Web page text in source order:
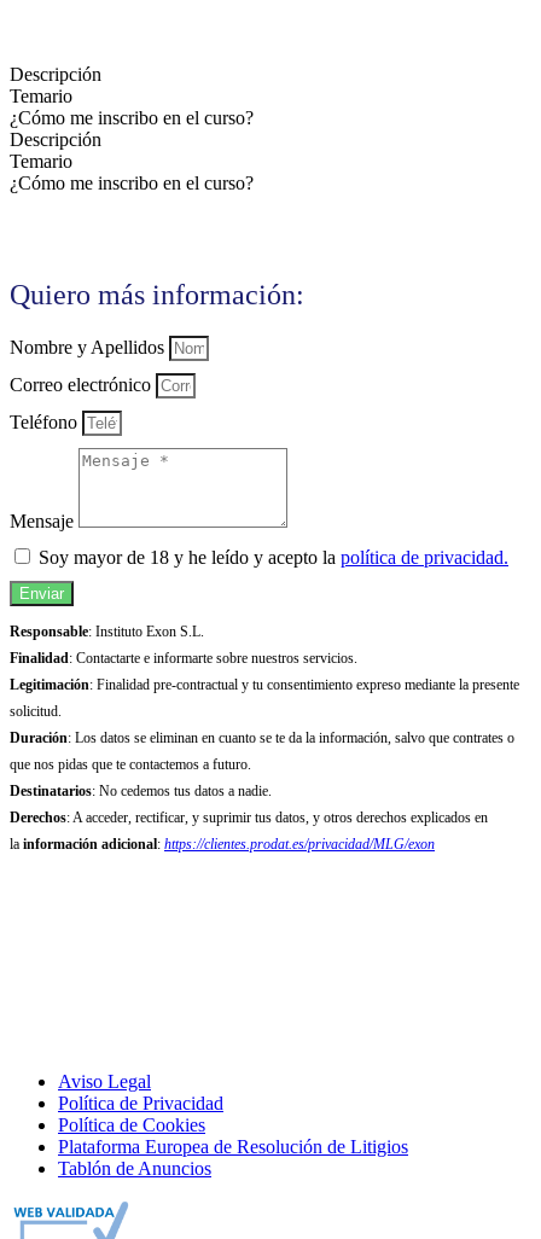
Descripción
Temario
¿Cómo me inscribo en el curso?
Descripción
Temario
¿Cómo me inscribo en el curso?
Quiero más información:
Nombre y Apellidos
Correo electrónico
Teléfono
Mensaje
Soy mayor de 18 y he leído y acepto la política de privacidad.
Enviar
Responsable: Instituto Exon S.L.
Finalidad: Contactarte e informarte sobre nuestros servicios.
Legitimación: Finalidad pre-contractual y tu consentimiento expreso mediante la presente
solicitud.
Duración: Los datos se eliminan en cuanto se te da la información, salvo que contrates o
que nos pidas que te contactemos a futuro.
Destinatarios: No cedemos tus datos a nadie.
Derechos: A acceder, rectificar, y suprimir tus datos, y otros derechos explicados en
la información adicional: https://clientes.prodat.es/privacidad/MLG/exon
Aviso Legal
Política de Privacidad
Política de Cookies
Plataforma Europea de Resolución de Litigios
Tablón de Anuncios